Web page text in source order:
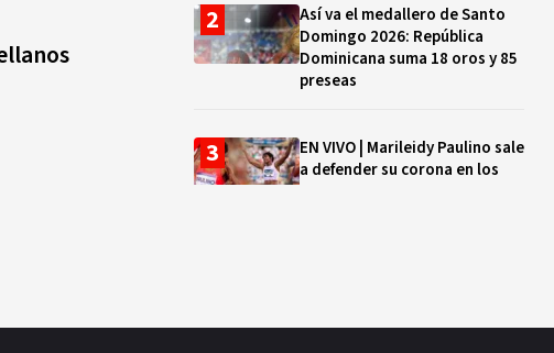
Así va el medallero de Santo
Domingo 2026: República
Dominicana suma 18 oros y 85
preseas
EN VIVO | Marileidy Paulino sale
a defender su corona en los
puedes cobrar